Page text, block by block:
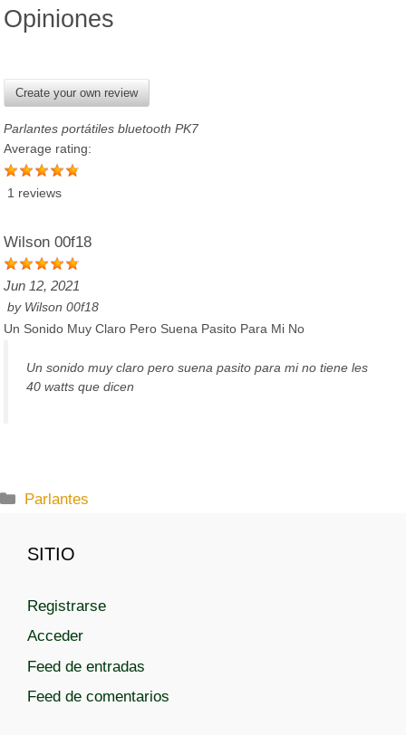
Opiniones
Create your own review
Parlantes portátiles bluetooth PK7
Average rating:
1 reviews
Wilson 00f18
Jun 12, 2021
by Wilson 00f18
Un Sonido Muy Claro Pero Suena Pasito Para Mi No
Un sonido muy claro pero suena pasito para mi no tiene les
40 watts que dicen
C
e
o
r
a
s
Parlantes
SITIO
Registrarse
Acceder
Feed de entradas
Feed de comentarios